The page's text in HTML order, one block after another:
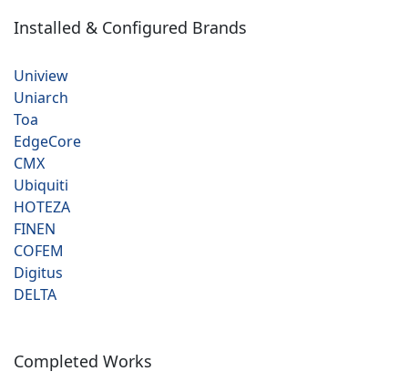
Installed & Configured Brands
Uniview
Uniarch
Toa
EdgeCore
CMX
Ubiquiti
HOTEZA
FINEN
COFEM
Digitus
DELTA
Completed Works